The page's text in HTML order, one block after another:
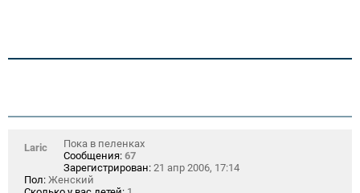
Laric
Пока в пеленках
Сообщения: 67
Зарегистрирован: 21 апр 2006, 17:14
Пол: Женский